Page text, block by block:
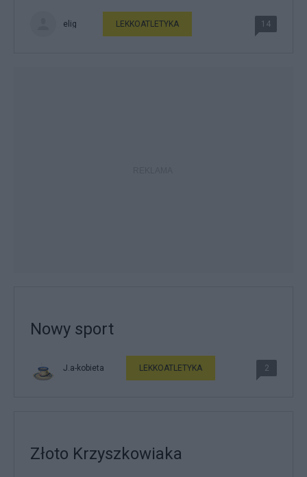
elig LEKKOATLETYKA 14
Nowy sport
J.a-kobieta LEKKOATLETYKA 2
Złoto Krzyszkowiaka